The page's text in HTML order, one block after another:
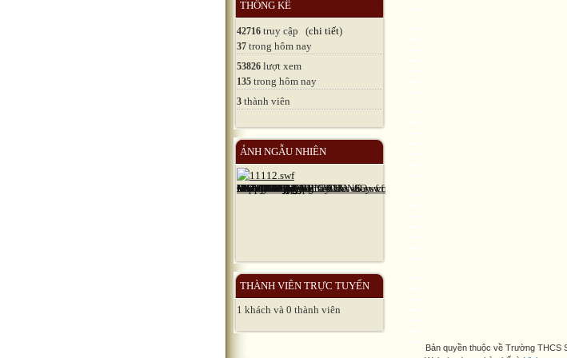
THỐNG KÊ
42716 truy cập (chi tiết)
37 trong hôm nay
53826 lượt xem
135 trong hôm nay
3 thành viên
ẢNH NGẪU NHIÊN
THÀNH VIÊN TRỰC TUYẾN
1 khách và 0 thành viên
Bản quyền thuộc về Trường THCS